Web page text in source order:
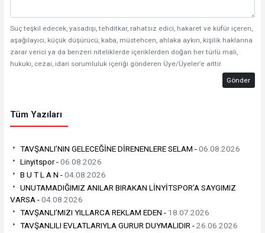
Suç teşkil edecek, yasadışı, tehditkar, rahatsız edici, hakaret ve küfür içeren,
aşağılayıcı, küçük düşürücü, kaba, müstehcen, ahlaka aykırı, kişilik haklarına
zarar verici ya da benzeri niteliklerde içeriklerden doğan her türlü mali,
hukuki, cezai, idari sorumluluk içeriği gönderen Üye/Üyeler’e aittir.
Gönder
Tüm Yazıları
TAVŞANLI’NIN GELECEĞİNE DİRENENLERE SELAM -06.08.2026
Linyitspor -06.08.2026
B U T L A N -04.08.2026
UNUTAMADIĞIMIZ ANILAR BIRAKAN LİNYİTSPOR’A SAYGIMIZ
VARSA -04.08.2026
TAVŞANLI’MIZI YILLARCA REKLAM EDEN - 18.07.2026
TAVŞANLILI EVLATLARIYLA GURUR DUYMALIDIR -26.06.2026